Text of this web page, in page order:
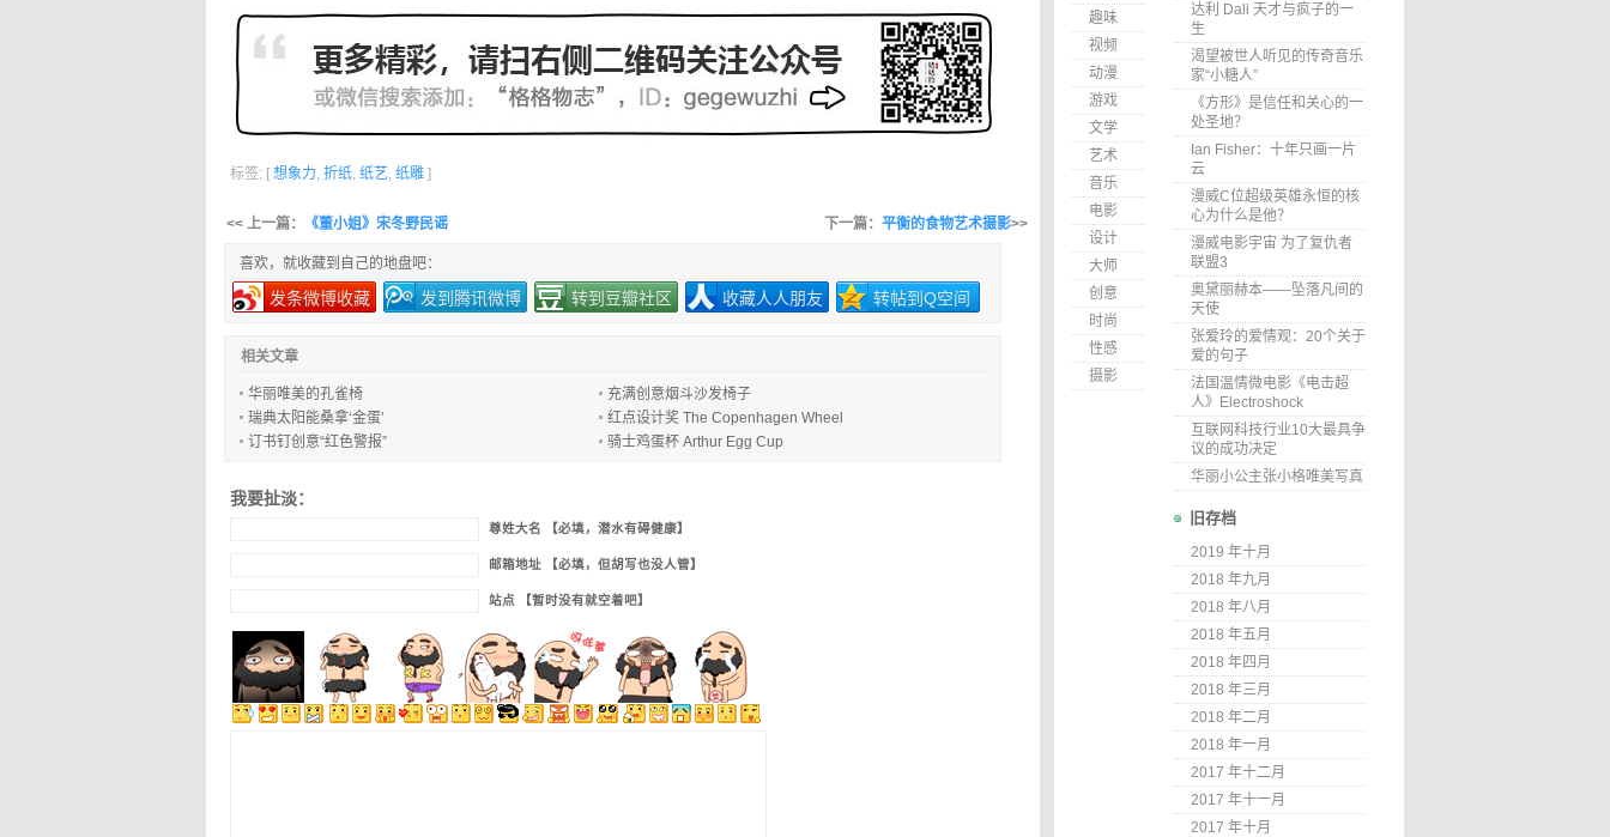
标签: [ 想象力, 折纸, 纸艺, 纸雕 ]
<< 上一篇： 《董小姐》宋冬野民谣 下一篇： 平衡的食物艺术摄影>>
喜欢，就收藏到自己的地盘吧：
发条微博收藏 发到腾讯微博 转到豆瓣社区 收藏人人朋友 转帖到Q空间
相关文章
华丽唯美的孔雀椅
充满创意烟斗沙发椅子
瑞典太阳能桑拿‘金蛋’
红点设计奖 The Copenhagen Wheel
订书钉创意“红色警报”
骑士鸡蛋杯 Arthur Egg Cup
我要扯淡：
尊姓大名 【必填，潜水有碍健康】
邮箱地址 【必填，但胡写也没人管】
站点 【暂时没有就空着吧】
趣味
视频
动漫
游戏
文学
艺术
音乐
电影
设计
大师
创意
时尚
性感
摄影
达利 Dali 天才与疯子的一
生
渴望被世人听见的传奇音乐
家“小糖人”
《方形》是信任和关心的一
处圣地？
Ian Fisher：十年只画一片
云
漫威C位超级英雄永恒的核
心为什么是他？
漫威电影宇宙 为了复仇者
联盟3
奥黛丽赫本——坠落凡间的
天使
张爱玲的爱情观：20个关于
爱的句子
法国温情微电影《电击超
人》Electroshock
互联网科技行业10大最具争
议的成功决定
华丽小公主张小格唯美写真
旧存档
2019 年十月
2018 年九月
2018 年八月
2018 年五月
2018 年四月
2018 年三月
2018 年二月
2018 年一月
2017 年十二月
2017 年十一月
2017 年十月